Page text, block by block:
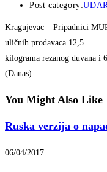
Post category:
Kragujevac – Pripadnici
uličnih prodavaca 12,5
kilograma rezanog duvana i
(Danas)
You Might Also Like
Ruska verzija o
06/04/2017